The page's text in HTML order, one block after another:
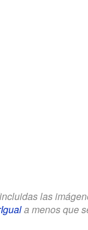
las
a menos que